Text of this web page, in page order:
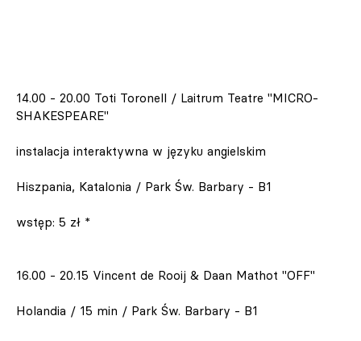
14.00 - 20.00 Toti Toronell / Laitrum Teatre "MICRO-
SHAKESPEARE"
instalacja interaktywna w języku angielskim
Hiszpania, Katalonia / Park Św. Barbary - B1
wstęp: 5 zł *
16.00 - 20.15 Vincent de Rooij & Daan Mathot "OFF"
Holandia / 15 min / Park Św. Barbary - B1